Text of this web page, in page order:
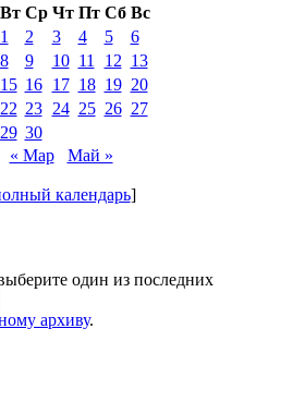
Вт Ср Чт Пт Сб Вс
1
2 3 4 5
6
8 9 10 11 12 13
15 16 17 18 19 20
22 23 24 25 26 27
29 30
« Мар
Май »
календарь]
один из последних
архиву.